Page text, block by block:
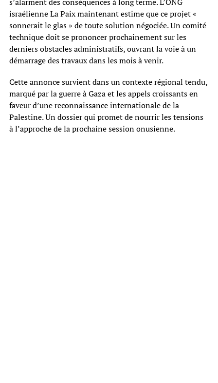
israélienne La Paix maintenant estime que ce projet «
sonnerait le glas » de toute solution négociée. Un comité
technique doit se prononcer prochainement sur les
derniers obstacles administratifs, ouvrant la voie à un
démarrage des travaux dans les mois à venir.
Cette annonce survient dans un contexte régional tendu,
marqué par la guerre à Gaza et les appels croissants en
faveur d’une reconnaissance internationale de la
Palestine. Un dossier qui promet de nourrir les tensions
à l’approche de la prochaine session onusienne.